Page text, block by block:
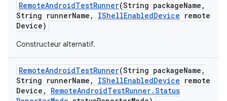
RemoteAndroidTestRunner(String packageName ,
String runnerName , IShellEnabledDevice remote
Device)
Constructeur alternatif.
RemoteAndroidTestRunner(String packageName ,
String runnerName , IShellEnabledDevice remote
Device , RemoteAndroidTestRunner.Status